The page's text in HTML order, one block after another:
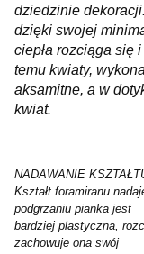
dziedzinie
dzięki swojej
ciepła rozciąga się
temu kwiaty,
aksamitne, a w
kwiat.
NADAWANIE
Kształt foramiranu
podgrzaniu pianka jest
bardziej plastyczna,
zachowuje ona swój